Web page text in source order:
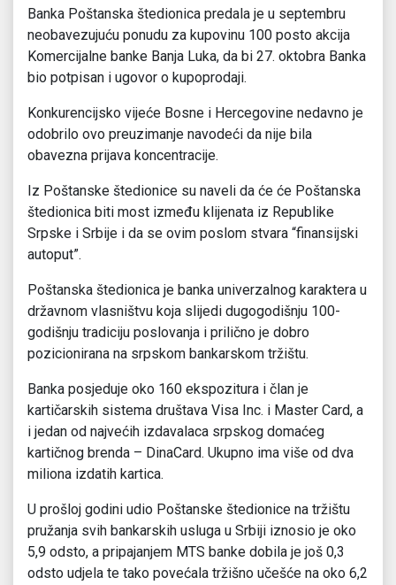
Banka Poštanska štedionica predala je u septembru
neobavezujuću ponudu za kupovinu 100 posto akcija
Komercijalne banke Banja Luka, da bi 27. oktobra Banka
bio potpisan i ugovor o kupoprodaji.
Konkurencijsko vijeće Bosne i Hercegovine nedavno je
odobrilo ovo preuzimanje navodeći da nije bila
obavezna prijava koncentracije.
Iz Poštanske štedionice su naveli da će će Poštanska
štedionica biti most između klijenata iz Republike
Srpske i Srbije i da se ovim poslom stvara “finansijski
autoput”.
Poštanska štedionica je banka univerzalnog karaktera u
državnom vlasništvu koja slijedi dugogodišnju 100-
godišnju tradiciju poslovanja i prilično je dobro
pozicionirana na srpskom bankarskom tržištu.
Banka posjeduje oko 160 ekspozitura i član je
kartičarskih sistema društava Visa Inc. i Master Card, a
i jedan od najvećih izdavalaca srpskog domaćeg
kartičnog brenda – DinaCard. Ukupno ima više od dva
miliona izdatih kartica.
U prošloj godini udio Poštanske štedionice na tržištu
pružanja svih bankarskih usluga u Srbiji iznosio je oko
5,9 odsto, a pripajanjem MTS banke dobila je još 0,3
odsto udjela te tako povećala tržišno učešće na oko 6,2